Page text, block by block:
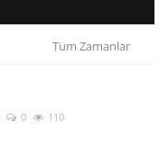
Tüm Zamanlar
0 110